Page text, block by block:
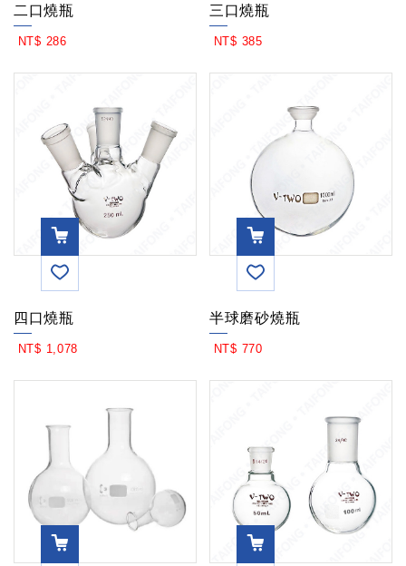
二口燒瓶
NT$ 286
MOR 三口燒瓶
NT$ 385
MOR
四口燒瓶
NT$ 1,078
VIEW
MOR 半球磨砂燒瓶
NT$ 770
VIEW
MOR